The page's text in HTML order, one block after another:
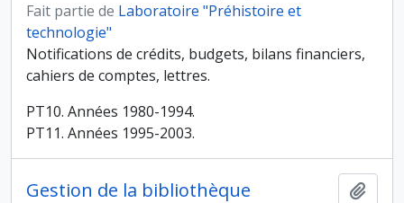
Fait partie de Laboratoire "Préhistoire et
technologie"
Notifications de crédits, budgets, bilans financiers,
cahiers de comptes, lettres.
PT10. Années 1980-1994.
PT11. Années 1995-2003.
Gestion de la bibliothèque